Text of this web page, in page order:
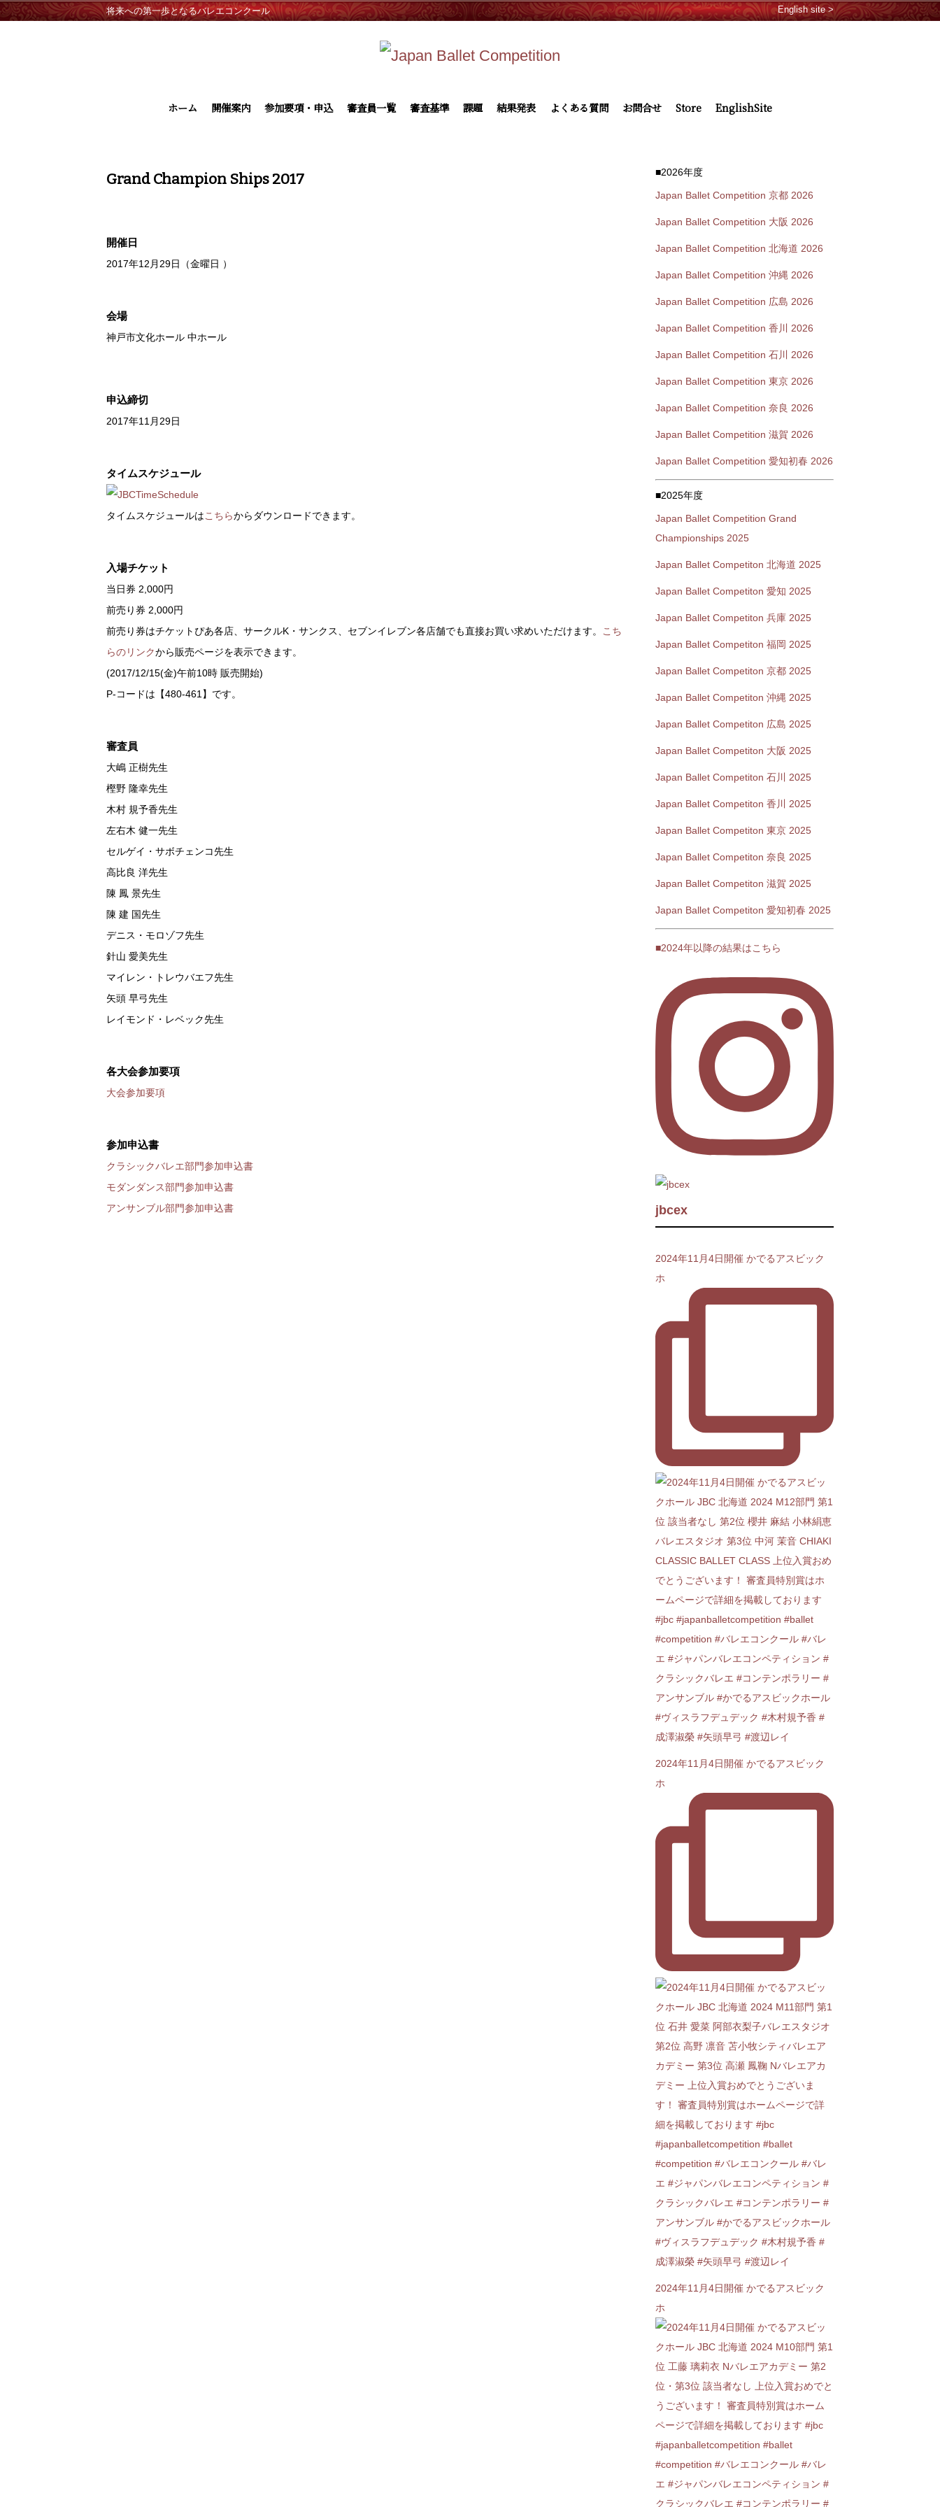
将来への第一歩となるバレエコンクール English site >
ホーム 開催案内 参加要項・申込 審査員一覧 審査基準 課題 結果発表 よくある質問 お問合せ Store EnglishSite
Grand Champion Ships 2017
開催日
2017年12月29日（金曜日 ）
会場
神戸市文化ホール 中ホール
申込締切
2017年11月29日
タイムスケジュール
タイムスケジュールはこちらからダウンロードできます。
入場チケット
当日券 2,000円
前売り券 2,000円
前売り券はチケットぴあ各店、サークルK・サンクス、セブンイレブン各店舗でも直接お買い求めいただけます。
こち
らのリンクから販売ページを表示できます。
(2017/12/15(金)午前10時 販売開始)
P-コードは【480-461】です。
審査員
大嶋 正樹先生
樫野 隆幸先生
木村 規予香先生
左右木 健一先生
セルゲイ・サボチェンコ先生
高比良 洋先生
陳 鳳 景先生
陳 建 国先生
デニス・モロゾフ先生
針山 愛美先生
マイレン・トレウバエフ先生
矢頭 早弓先生
レイモンド・レベック先生
各大会参加要項
大会参加要項
参加申込書
クラシックバレエ部門参加申込書
モダンダンス部門参加申込書
アンサンブル部門参加申込書
■2026年度
Japan Ballet Competition 京都 2026
Japan Ballet Competition 大阪 2026
Japan Ballet Competition 北海道 2026
Japan Ballet Competition 沖縄 2026
Japan Ballet Competition 広島 2026
Japan Ballet Competition 香川 2026
Japan Ballet Competition 石川 2026
Japan Ballet Competition 東京 2026
Japan Ballet Competition 奈良 2026
Japan Ballet Competition 滋賀 2026
Japan Ballet Competition 愛知初春 2026
■2025年度
Japan Ballet Competition Grand
Championships 2025
Japan Ballet Competiton 北海道 2025
Japan Ballet Competiton 愛知 2025
Japan Ballet Competiton 兵庫 2025
Japan Ballet Competiton 福岡 2025
Japan Ballet Competiton 京都 2025
Japan Ballet Competiton 沖縄 2025
Japan Ballet Competiton 広島 2025
Japan Ballet Competiton 大阪 2025
Japan Ballet Competiton 石川 2025
Japan Ballet Competiton 香川 2025
Japan Ballet Competiton 東京 2025
Japan Ballet Competiton 奈良 2025
Japan Ballet Competiton 滋賀 2025
Japan Ballet Competiton 愛知初春 2025
■2024年以降の結果はこちら
jbcex
2024年11月4日開催 かでるアスビック
ホ
2024年11月4日開催 かでるアスビック
ホ
2024年11月4日開催 かでるアスビック
ホ